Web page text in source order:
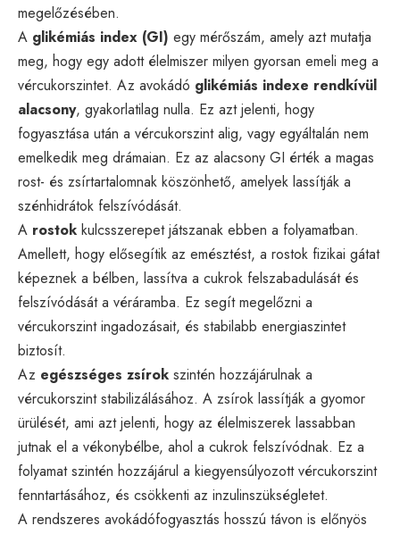
megelőzésében.
A glikémiás index (GI) egy mérőszám, amely azt mutatja
meg, hogy egy adott élelmiszer milyen gyorsan emeli meg a
vércukorszintet. Az avokádó glikémiás indexe rendkívül
alacsony, gyakorlatilag nulla. Ez azt jelenti, hogy
fogyasztása után a vércukorszint alig, vagy egyáltalán nem
emelkedik meg drámaian. Ez az alacsony GI érték a magas
rost- és zsírtartalomnak köszönhető, amelyek lassítják a
szénhidrátok felszívódását.
A rostok kulcsszerepet játszanak ebben a folyamatban.
Amellett, hogy elősegítik az emésztést, a rostok fizikai gátat
képeznek a bélben, lassítva a cukrok felszabadulását és
felszívódását a véráramba. Ez segít megelőzni a
vércukorszint ingadozásait, és stabilabb energiaszintet
biztosít.
Az egészséges zsírok szintén hozzájárulnak a
vércukorszint stabilizálásához. A zsírok lassítják a gyomor
ürülését, ami azt jelenti, hogy az élelmiszerek lassabban
jutnak el a vékonybélbe, ahol a cukrok felszívódnak. Ez a
folyamat szintén hozzájárul a kiegyensúlyozott vércukorszint
fenntartásához, és csökkenti az inzulinszükségletet.
A rendszeres avokádófogyasztás hosszú távon is előnyös